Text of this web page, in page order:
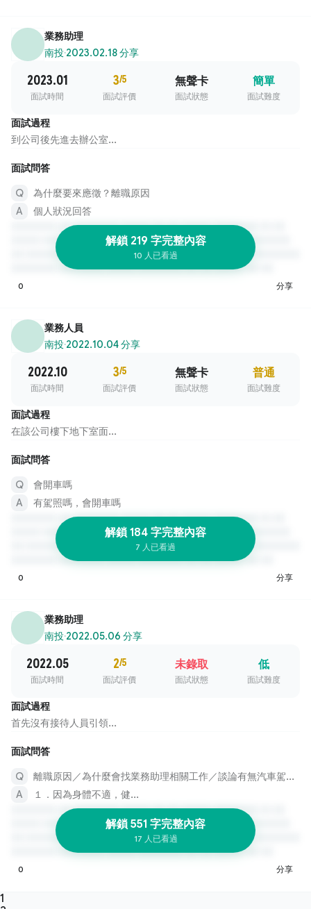
業務助理
南投·2023.02.18 分享
2023.01
面試時間
3/5
面試評價
無聲卡
面試狀態
簡單
面試難度
面試過程
到公司後先進去辦公室...
面試問答
為什麼要來應徵？離職原因
個人狀況回答
解鎖 219 字完整內容
10 人已看過
0 分享
業務人員
南投·2022.10.04 分享
2022.10
面試時間
3/5
面試評價
無聲卡
面試狀態
普通
面試難度
面試過程
在該公司樓下地下室面...
面試問答
會開車嗎
有駕照嗎，會開車嗎
解鎖 184 字完整內容
7 人已看過
0 分享
業務助理
南投·2022.05.06 分享
2022.05
面試時間
2/5
面試評價
未錄取
面試狀態
低
面試難度
面試過程
首先沒有接待人員引領...
面試問答
離職原因／為什麼會找業務助理相關工作／談論有無汽車駕照／平常社交生活
１．因為身體不適，健...
解鎖 551 字完整內容
17 人已看過
0 分享
1